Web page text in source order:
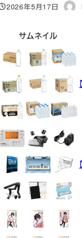
稿日
2026年5月17日
著
サムネイル